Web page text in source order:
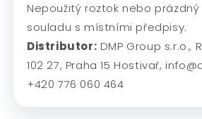
Nepoužitý roztok nebo
souladu s místními předpisy.
Distributor: DMP Group s.r.o.,
102 27, Praha 15 Hostivař,
+420 776 060 464